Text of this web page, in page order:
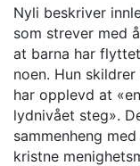
Nyli beskriver
som strever med
at barna har
noen. Hun
har opplevd at
lydnivået steg».
sammenheng
kristne